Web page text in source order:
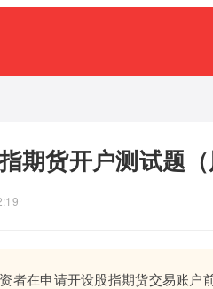
期货开户测试题
者在申请开设股指期货交易账